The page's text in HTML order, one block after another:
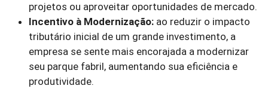
projetos ou aproveitar oportunidades de mercado.
Incentivo à Modernização: ao reduzir o impacto
tributário inicial de um grande investimento, a
empresa se sente mais encorajada a modernizar
seu parque fabril, aumentando sua eficiência e
produtividade.